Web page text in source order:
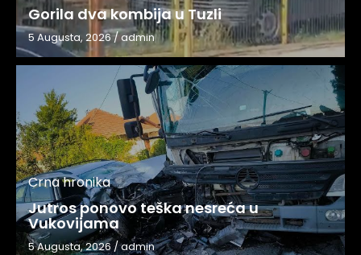
Gorila dva kombija u Tuzli
5 Augusta, 2026/admin
Crna hronika
Jutros ponovo teška nesreća u
Vukovijama
5 Augusta, 2026/admin